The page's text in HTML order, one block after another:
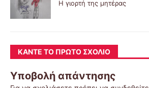
Η γιορτή της μητέρας
ΚΆΝΤΕ ΤΟ ΠΡΏΤΟ ΣΧΌΛΙΟ
Υποβολή απάντησης